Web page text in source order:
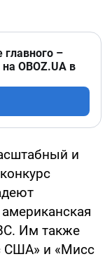
главного –
OBOZ.UA в
и
Им также
США» и «Мисс